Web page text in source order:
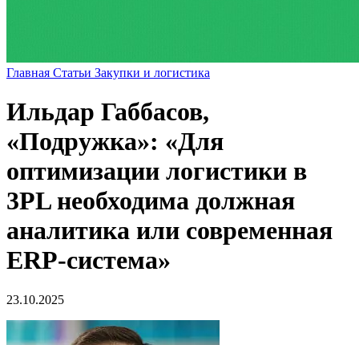
Главная Статьи Закупки и логистика
Ильдар Габбасов,
«Подружка»: «Для
оптимизации логистики в
3PL необходима должная
аналитика или современная
ERP-система»
23.10.2025